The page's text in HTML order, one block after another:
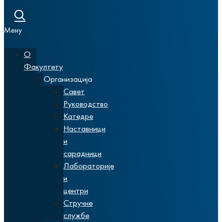
Мену
О
Факултету
Организација
Савет
Руководство
Катедре
Наставници
и
сарадници
Лабораторије
и
центри
Стручне
службе